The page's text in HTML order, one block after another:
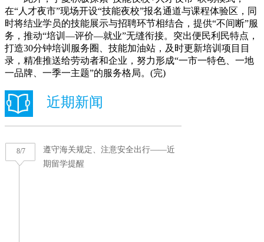
在“人才夜市”现场开设“技能夜校”报名通道与课程体验区，同
时将结业学员的技能展示与招聘环节相结合，提供“不间断”服
务，推动“培训—评价—就业”无缝衔接。突出便民利民特点，
打造30分钟培训服务圈、技能加油站，及时更新培训项目目
录，精准推送给劳动者和企业，努力形成“一市一特色、一地
一品牌、一季一主题”的服务格局。(完)